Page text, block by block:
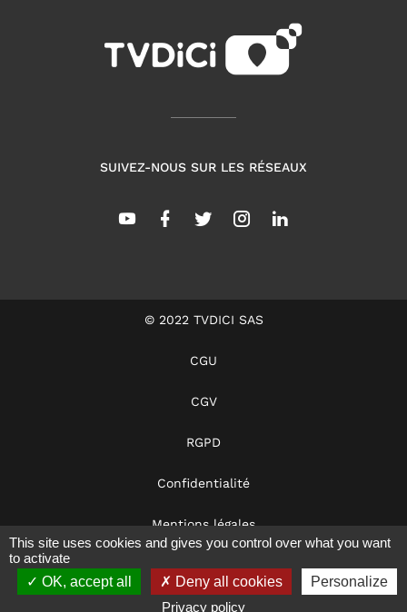
SUIVEZ-NOUS SUR LES RÉSEAUX
© 2022 TVDICI SAS
CGU
CGV
RGPD
Confidentialité
Mentions légales
Notre éthique
This site uses cookies and gives you control over what you want
to activate
OK, accept all
Deny all cookies
Personalize
Privacy policy